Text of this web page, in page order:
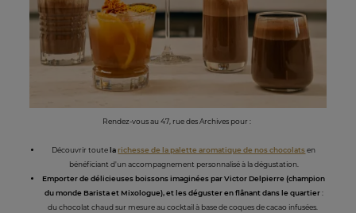
Rendez-vous au 47, rue des Archives pour :
Découvrir toutelarichesse de la palette aromatique de nos chocolatsen
bénéficiant d'un accompagnement personnalisé à la dégustation.
Emporter de délicieuses boissons imaginées par Victor Delpierre (champion
du monde Barista et Mixologue), et les déguster en flânant dans le quartier:
du chocolat chaud sur mesure au cocktail à base de coques de cacao infusées.